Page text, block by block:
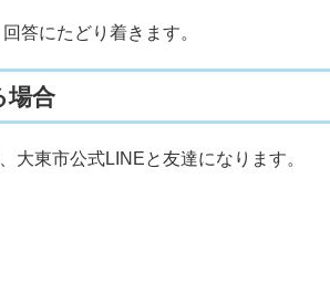
答にたどり着きます。
場合
大東市公式LINEと友達になります。